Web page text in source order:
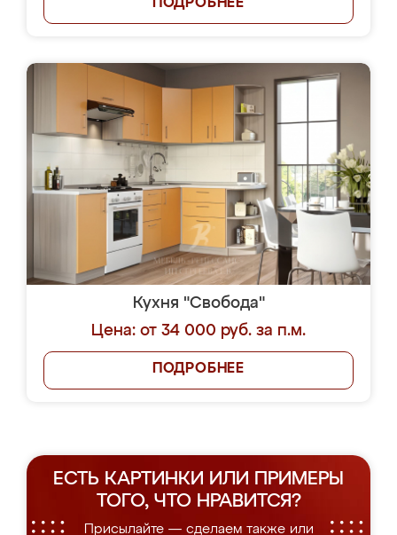
ПОДРОБНЕЕ
Кухня "Свобода"
Цена: от 34 000 руб. за п.м.
ПОДРОБНЕЕ
ЕСТЬ КАРТИНКИ ИЛИ ПРИМЕРЫ
ТОГО, ЧТО НРАВИТСЯ?
Присылайте — сделаем также или